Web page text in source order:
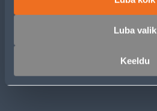
Luba valik
Keeldu
SERVICE
MASTERS CLUB
ABOUT